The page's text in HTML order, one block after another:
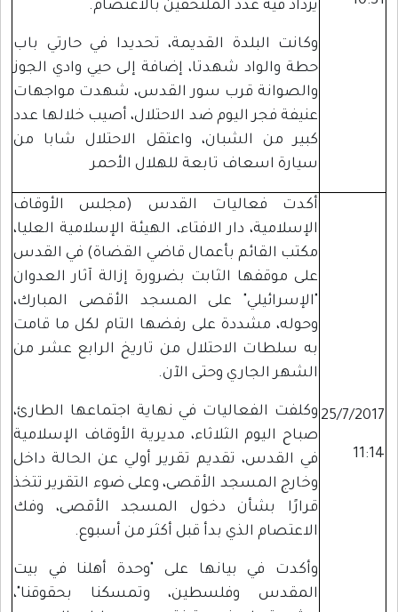
يزداد فيه عدد الملتحقين بالاعتصام.
وكانت البلدة القديمة، تحديدا في حارتي باب
حطة والواد شهدتا، إضافة إلى حيي وادي الجوز
والصوانة قرب سور القدس، شهدت مواجهات
عنيفة فجر اليوم ضد الاحتلال، أصيب خلالها عدد
كبير من الشبان، واعتقل الاحتلال شابا من
سيارة اسعاف تابعة للهلال الأحمر
25/7/2017
11:14
أكدت فعاليات القدس (مجلس الأوقاف
الإسلامية، دار الافتاء، الهيئة الإسلامية العليا،
مكتب القائم بأعمال قاضي القضاة) في القدس
على موقفها الثابت بضرورة إزالة آثار العدوان
"الإسرائيلي" على المسجد الأقصى المبارك،
وحوله، مشددة على رفضها التام لكل ما قامت
به سلطات الاحتلال من تاريخ الرابع عشر من
الشهر الجاري وحتى الآن.
وكلفت الفعاليات في نهاية اجتماعها الطارئ،
صباح اليوم الثلاثاء، مديرية الأوقاف الإسلامية
في القدس، تقديم تقرير أولي عن الحالة داخل
وخارج المسجد الأقصى، وعلى ضوء التقرير تتخذ
قرارًا بشأن دخول المسجد الأقصى، وفك
الاعتصام الذي بدأ قبل أكثر من أسبوع.
وأكدت في بيانها على "وحدة أهلنا في بيت
المقدس وفلسطين، وتمسكنا بحقوقنا"،